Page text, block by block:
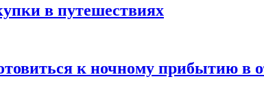
в путешествиях
к ночному прибытию в